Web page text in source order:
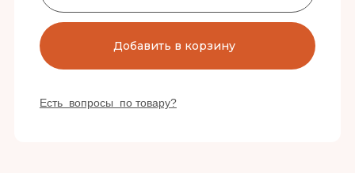
Добавить в корзину
Есть вопросы по товару?